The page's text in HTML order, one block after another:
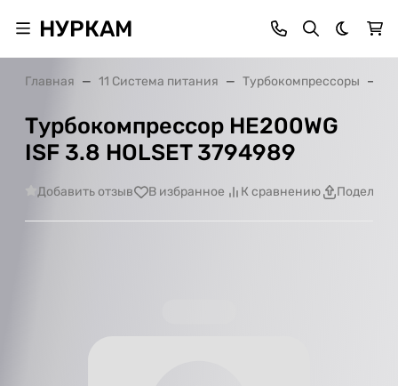
НУРКАМ Темная
Главная 11 Система питания Турбокомпрессоры
Турбокомпрессор HE200WG
ISF 3.8 HOLSET 3794989
Добавить отзыв В избранное К сравнению